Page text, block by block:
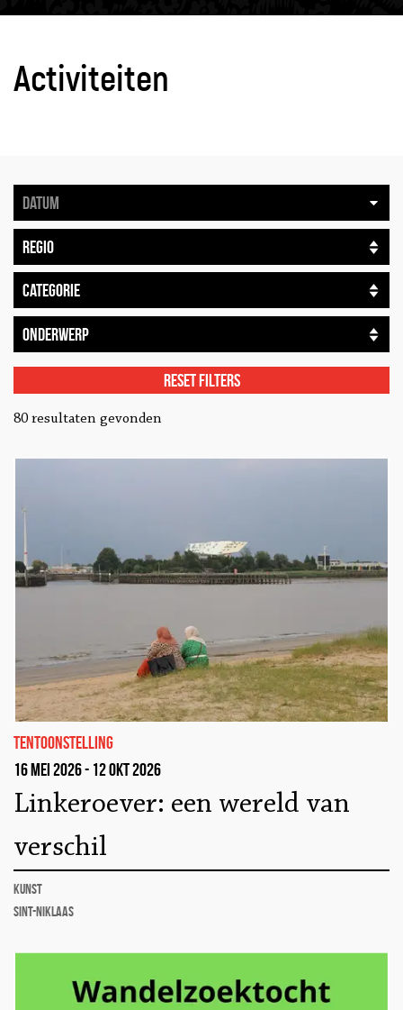
Activiteiten
Reset filters
80 resultaten gevonden
tentoonstelling
16 mei 2026 - 12 okt 2026
Linkeroever: een wereld van
verschil
kunst
Sint-Niklaas